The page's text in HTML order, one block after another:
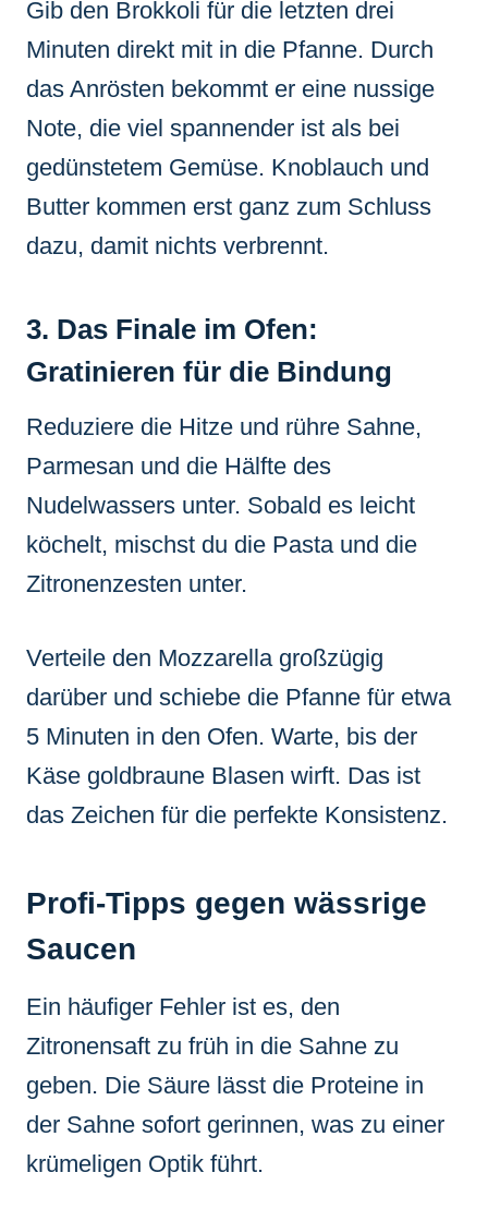
Gib den Brokkoli für die letzten drei
Minuten direkt mit in die Pfanne. Durch
das Anrösten bekommt er eine nussige
Note, die viel spannender ist als bei
gedünstetem Gemüse. Knoblauch und
Butter kommen erst ganz zum Schluss
dazu, damit nichts verbrennt.
3. Das Finale im Ofen:
Gratinieren für die Bindung
Reduziere die Hitze und rühre Sahne,
Parmesan und die Hälfte des
Nudelwassers unter. Sobald es leicht
köchelt, mischst du die Pasta und die
Zitronenzesten unter.
Verteile den Mozzarella großzügig
darüber und schiebe die Pfanne für etwa
5 Minuten in den Ofen. Warte, bis der
Käse goldbraune Blasen wirft. Das ist
das Zeichen für die perfekte Konsistenz.
Profi-Tipps gegen wässrige
Saucen
Ein häufiger Fehler ist es, den
Zitronensaft zu früh in die Sahne zu
geben. Die Säure lässt die Proteine in
der Sahne sofort gerinnen, was zu einer
krümeligen Optik führt.